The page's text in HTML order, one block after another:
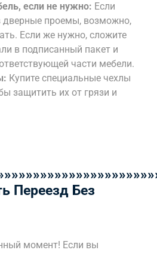
если не нужно: Если
дверные проемы, возможно,
Если же нужно, сложите
в подписанный пакет и
части мебели.
Купите специальные чехлы
защитить их от грязи и
Переезд Без
момент! Если вы